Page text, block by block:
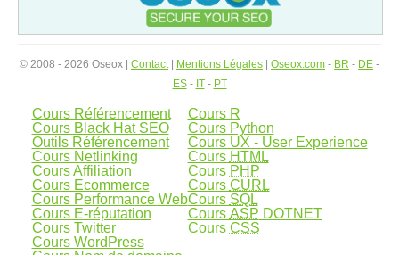
© 2008 - 2026 Oseox | Contact| Mentions Légales Oseox.com - BR - DE -
ES- IT- PT
Cours Référencement
Cours Black Hat SEO
Outils Référencement
Cours Netlinking
Cours Affiliation
Cours Ecommerce
Cours Performance Web
Cours E-réputation
Cours Twitter
Cours WordPress
Cours R
Cours Python
Cours UX - User Experience
Cours HTML
Cours PHP
Cours CURL
Cours SQL
Cours ASP DOTNET
Cours CSS